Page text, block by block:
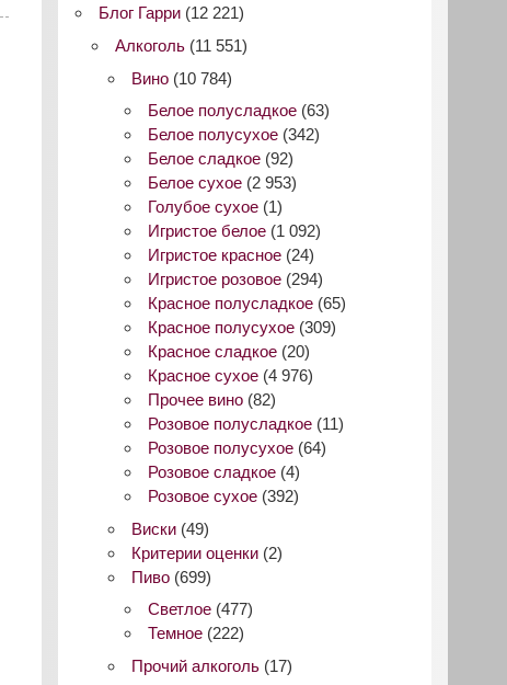
Блог Гарри(12 221)
Алкоголь (11 551)
Вино (10 784)
Белое полусладкое (63)
Белое полусухое (342)
Белое сладкое (92)
Белое сухое (2 953)
Голубое сухое (1)
Игристое белое (1 092)
Игристое красное (24)
Игристое розовое (294)
Красное полусладкое (65)
Красное полусухое (309)
Красное сладкое (20)
Красное сухое (4 976)
Прочее вино (82)
Розовое полусладкое (11)
Розовое полусухое (64)
Розовое сладкое (4)
Розовое сухое (392)
Виски (49)
Критерии оценки (2)
Пиво (699)
Светлое (477)
Темное (222)
Прочий алкоголь (17)